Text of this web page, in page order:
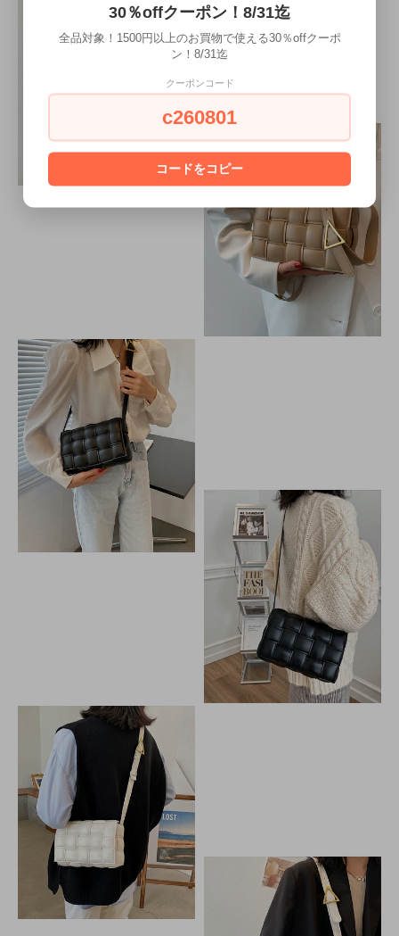
30％offクーポン！8/31迄
全品対象！1500円以上のお買物で使える30％offクーポ
ン！8/31迄
クーポンコード
c260801
コードをコピー